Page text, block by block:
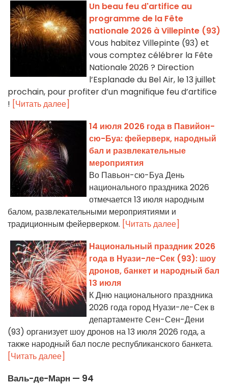
Un beau feu d'artifice au
programme de la Fête
nationale 2026 à Villepinte (93)
Vous habitez Villepinte (93) et
vous comptez célébrer la Fête
Nationale 2026 ? Direction
l’Esplanade du Bel Air, le 13 juillet
prochain, pour profiter d’un magnifique feu d’artifice
! [Читать далее]
14 июля 2026 года в Павийон-
сю-Буа: фейерверк, народный
бал и развлекательные
мероприятия
Во Павьон-сю-Буа День
национального праздника 2026
отмечается 13 июля народным
балом, развлекательными мероприятиями и
традиционным фейерверком. [Читать далее]
Национальный праздник 2026
года в Нуази-ле-Сек (93): шоу
дронов, банкет и народный бал
13 июля
К Дню национального праздника
2026 года город Нуази-ле-Сек в
департаменте Сен-Сен-Дени
(93) организует шоу дронов на 13 июля 2026 года, а
также народный бал после республиканского банкета.
[Читать далее]
Валь-де-Марн — 94